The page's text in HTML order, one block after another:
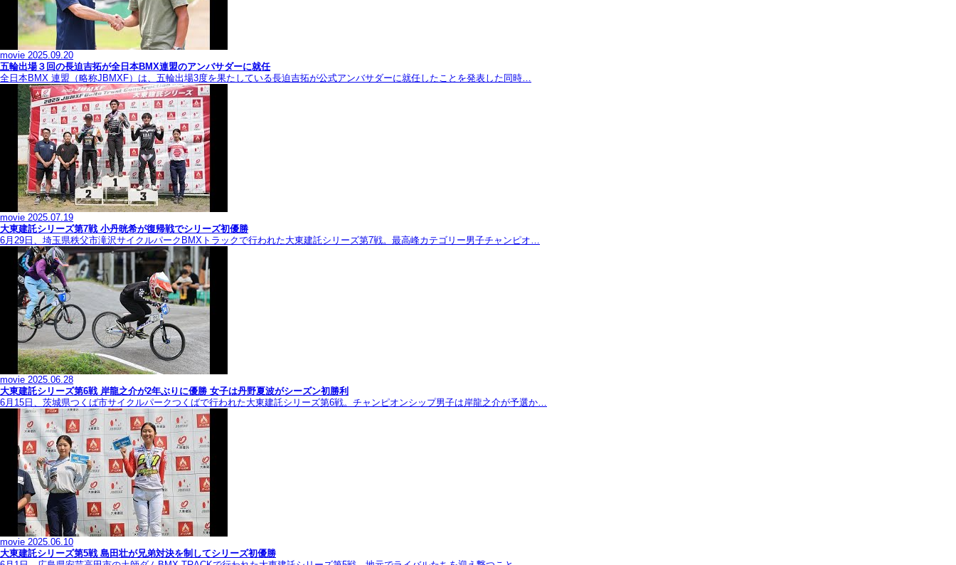
movie 2025.09.20
五輪出場３回の長迫吉拓が全日本BMX連盟のアンバサダーに就任
全日本BMX 連盟（略称JBMXF）は、五輪出場3度を果たしている長迫吉拓が公式アンバサダーに就任したことを発表した同時…
movie 2025.07.19
大東建託シリーズ第7戦 ⼩丹晄希が復帰戦でシリーズ初優勝
6月29日、埼玉県秩父市滝沢サイクルパークBMXトラックで行われた大東建託シリーズ第7戦。最高峰カテゴリー男子チャンピオ…
movie 2025.06.28
大東建託シリーズ第6戦 岸龍之介が2年ぶりに優勝 女子は丹野夏波がシーズン初勝利
6月15日、茨城県つくば市サイクルパークつくばで行われた大東建託シリーズ第6戦。チャンピオンシップ男子は岸龍之介が予選か…
movie 2025.06.10
大東建託シリーズ第5戦 島田壮が兄弟対決を制してシリーズ初優勝